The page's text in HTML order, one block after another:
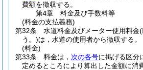
費額を徴収する。
第4章
料金及び手数料等
(料金の支払義務)
第32条
水道料金及びメーター使用料金(
う。)は，水道の使用者から徴収する。
(料金)
第33条
料金は， 次の各号に掲げる区分
定めるところにより算出した金額に消